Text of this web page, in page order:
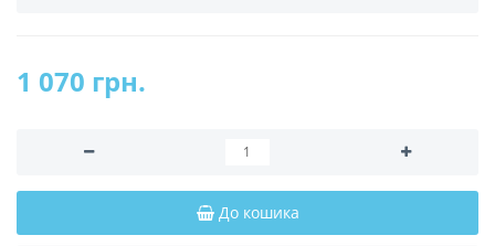
1 070 грн.
До кошика